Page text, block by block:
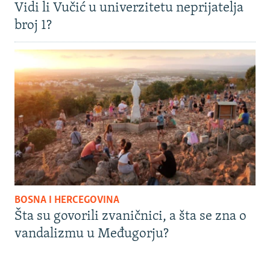
Vidi li Vučić u univerzitetu neprijatelja
broj 1?
BOSNA I HERCEGOVINA
Šta su govorili zvaničnici, a šta se zna o
vandalizmu u Međugorju?